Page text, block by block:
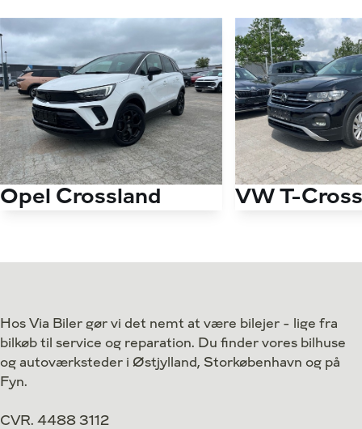
Opel Crossland
Lokation
Middelfart
Kontant
159.800
VW T-
Lokation
Kontant
Hos Via Biler gør vi det nemt at være bilejer - lige fra
bilkøb til service og reparation. Du finder vores bilhuse
og autoværksteder i Østjylland, Storkøbenhavn og på
Fyn.
CVR. 4488 3112